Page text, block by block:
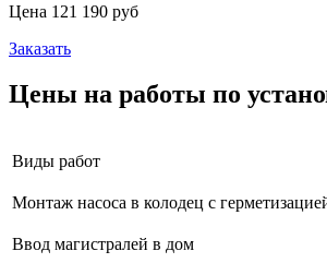
Цена 121 190 руб
Заказать
Цены на работы по
Виды работ
Монтаж насоса в колодец с
Ввод магистралей в дом